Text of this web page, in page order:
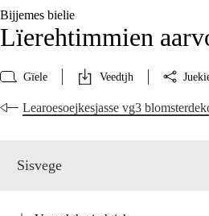
Bijjemes bielie
Lïerehtimmien
Gïele Veedtjh
Learoesoejkesjasse vg3
Sisvege